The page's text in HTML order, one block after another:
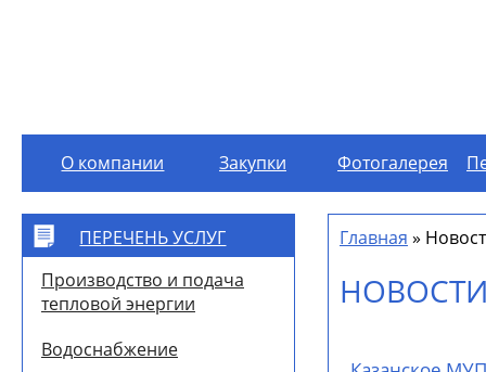
О компании Закупки Фотогалерея
ПЕРЕЧЕНЬ УСЛУГ
Производство и подача
тепловой энергии
Водоснабжение
Главная »